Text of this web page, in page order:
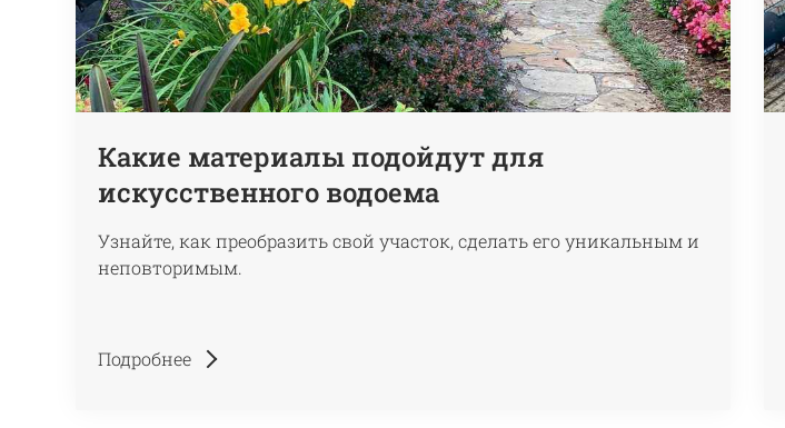
Какие материалы подойдут для
искусственного водоема
Узнайте, как преобразить свой участок, сделать его уникальным и
неповторимым.
Подробнее